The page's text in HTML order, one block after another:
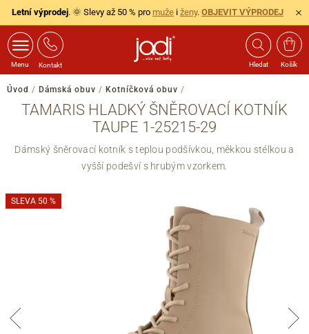
Letní výprodej. 🌞 Slevy až 50 % pro muže i ženy. OBJEVIT VÝPRODEJ
Menu Kontakt Hledat Košík
Úvod / Dámská obuv / Kotníčková obuv /
TAMARIS HLADKÝ ŠNĚROVACÍ KOTNÍK
TAUPE 1-25215-29
Dámský šněrovací kotník s teplou podšívkou, měkkou stélkou a
vyšší podešví s hrubým vzorkem.
SLEVA 50 %